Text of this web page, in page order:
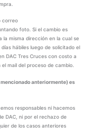
correo
foto. Si el cambio es
misma dirección en la cual se
hábiles luego de solicitado el
DAC Tres Cruces con costo a
mail del proceso de cambio.
anteriormente) es
responsables ni hacemos
DAC, ni por el rechazo de
de los casos anteriores